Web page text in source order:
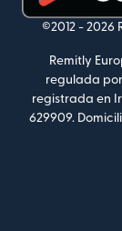
(se abre en
©2012 - 2026
Remitly
regulada
registrada en
629909.